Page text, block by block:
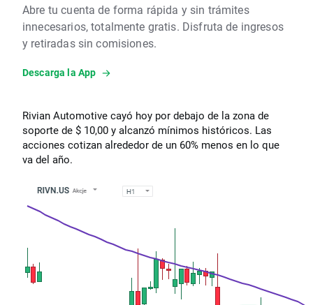
Abre tu cuenta de forma rápida y sin trámites
innecesarios, totalmente gratis. Disfruta de ingresos
y retiradas sin comisiones.
Descarga la App
Rivian Automotive cayó hoy por debajo de la zona de
soporte de $ 10,00 y alcanzó mínimos históricos. Las
acciones cotizan alrededor de un 60% menos en lo que
va del año.